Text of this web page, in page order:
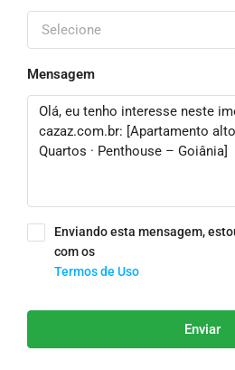
Selecione
Mensagem
Enviando esta mensagem,
com os
Termos de Uso
Enviar